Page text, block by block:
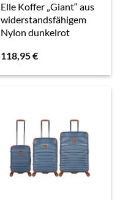
Elle Koffer „Giant“ aus
widerstandsfähigem
Nylon dunkelrot
118,95€